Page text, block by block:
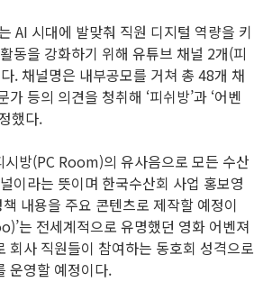
AI 시대에 발맞춰 직원 디지털 역량을 키
동을 강화하기 위해 유튜브 채널 2개(피
. 채널명은 내부공모를 거쳐 총 48개 채
등의 의견을 청취해 ‘피쉬방’과 ‘어벤
했다.
시방(PC Room)의 유사음으로 모든 수산
이라는 뜻이며 한국수산회 사업 홍보영
내용을 주요 콘텐츠로 제작할 예정이
는 전세계적으로 유명했던 영화 어벤져
회사 직원들이 참여하는 동호회 성격으로
운영할 예정이다.